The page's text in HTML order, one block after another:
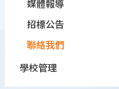
媒體報導
招標公告
聯絡我們
學校管理